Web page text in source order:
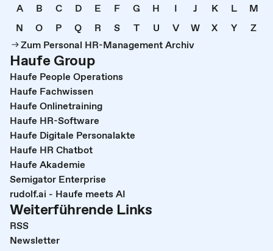
A B C D E F G H I J K L
M
N
O P Q R S T U V W X Y
Z
Zum Personal HR-Management Archiv
Haufe Group
Haufe People Operations
Haufe Fachwissen
Haufe Onlinetraining
Haufe HR-Software
Haufe Digitale Personalakte
Haufe HR Chatbot
Haufe Akademie
Semigator Enterprise
rudolf.ai - Haufe meets AI
Weiterführende Links
RSS
Newsletter